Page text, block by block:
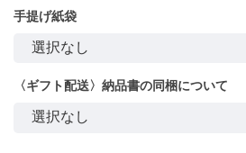
手提げ紙袋
〈ギフト配送〉納品書の同梱について